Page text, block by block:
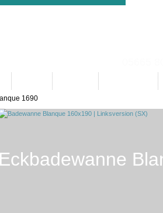
1690
Eckbadewanne